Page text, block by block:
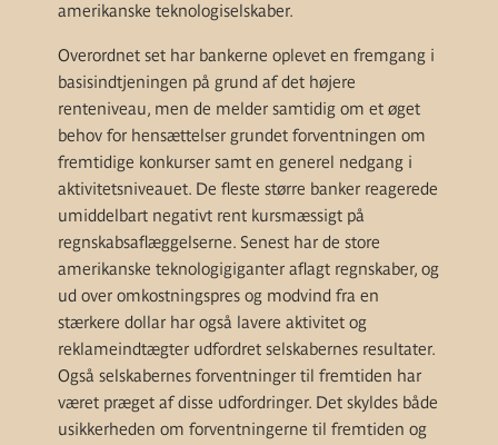
amerikanske teknologiselskaber.
Overordnet set har bankerne oplevet en fremgang i
basisindtjeningen på grund af det højere
renteniveau, men de melder samtidig om et øget
behov for hensættelser grundet forventningen om
fremtidige konkurser samt en generel nedgang i
aktivitetsniveauet. De fleste større banker reagerede
umiddelbart negativt rent kursmæssigt på
regnskabsaflæggelserne. Senest har de store
amerikanske teknologigiganter aflagt regnskaber, og
ud over omkostningspres og modvind fra en
stærkere dollar har også lavere aktivitet og
reklameindtægter udfordret selskabernes resultater.
Også selskabernes forventninger til fremtiden har
været præget af disse udfordringer. Det skyldes både
usikkerheden om forventningerne til fremtiden og